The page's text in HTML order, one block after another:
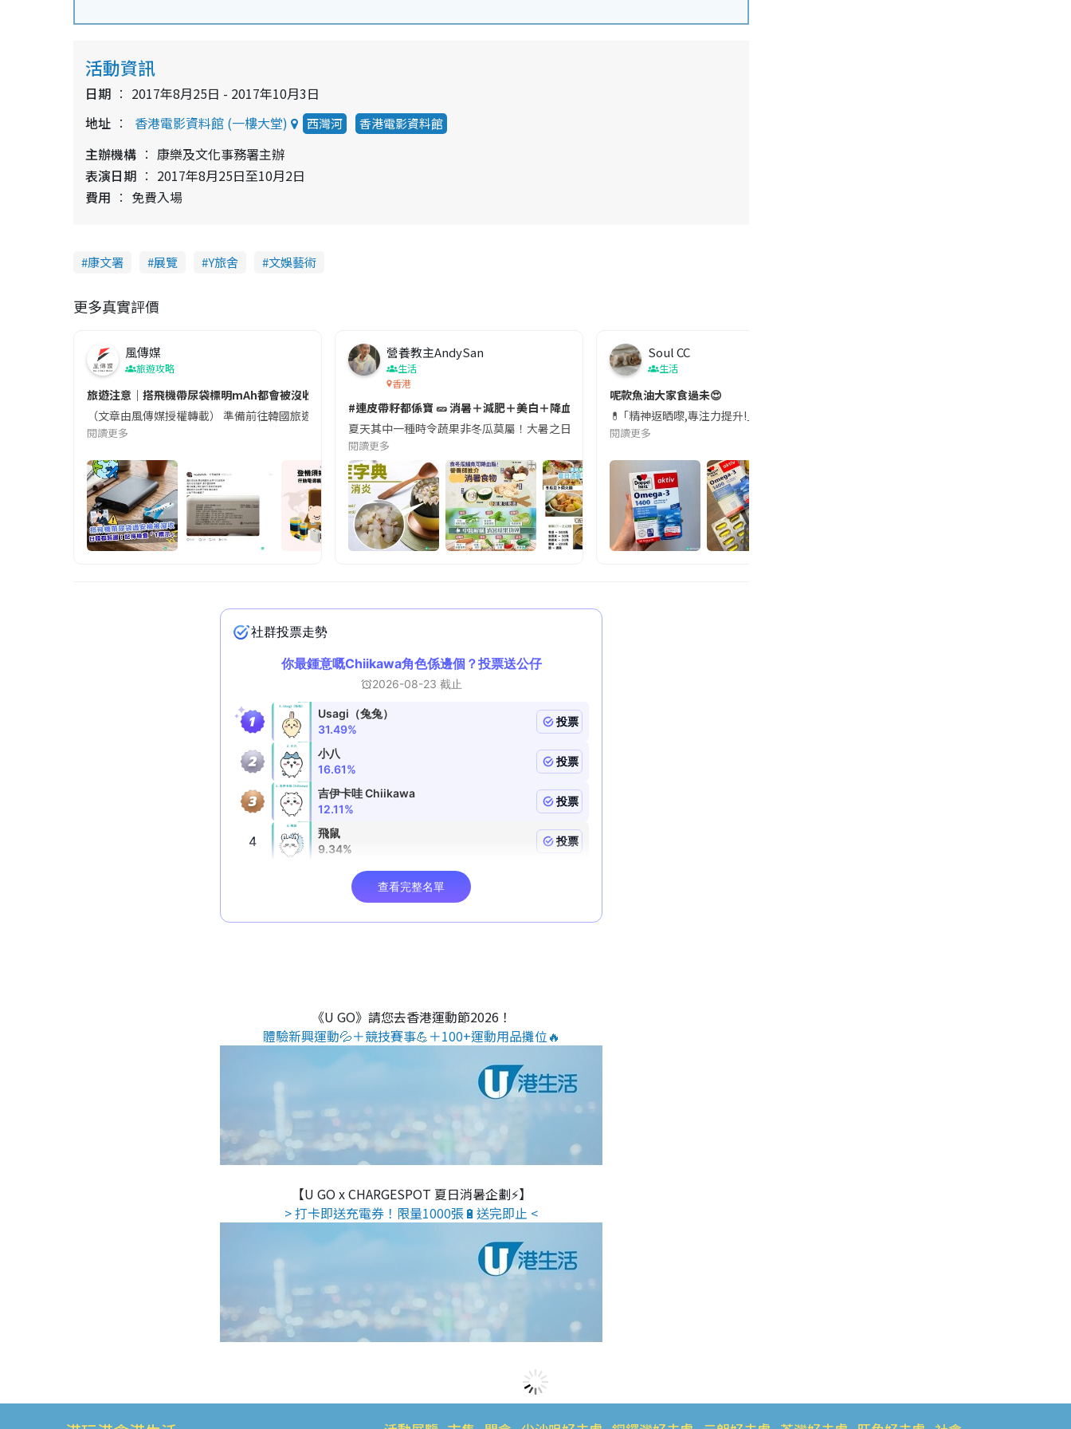
活動資訊
日期
2017年8月25日 - 2017年10月3日
地址
香港電影資料館 (一樓大堂) 西灣河 香港電影資料館
主辦機構
康樂及文化事務署主辦
表演日期
2017年8月25日至10月2日
費用
免費入場
康文署 展覽 Y旅舍 文娛藝術
更多真實評價
風傳媒
旅遊攻略
旅遊注意｜搭飛機帶尿袋標明mAh都會被沒收😱出發前切記檢查「1標示」🚨
（文章由風傳媒授權轉載） 準備前往韓國旅遊的民眾，近期要特別留意隨身行李中的行動電源。一名旅客日前在機場安檢時，明明攜帶的行動電源機身已標示「10000mAh」，卻仍被要求當場
閱讀更多
營養教主AndySan
生活
香港
#連皮帶籽都係寶 🥒 消暑＋減肥＋美白＋降血脂
夏天其中一種時令蔬果非冬瓜莫屬！大暑之日，點都要飲碗冬瓜湯消暑解渴！除了解暑，冬瓜仲有好多鮮為人知嘅好處：減肥、消水腫、降血
閱讀更多
Soul CC
生活
呢款魚油大家食過未😍
💊 ｢精神返晒嚟,專注力提升!｣ 長時間對住電腦､剪片寫稿,成日覺得眼睛乾澀､腦袋好似｢斷
閱讀更多
《U GO》請您去香港運動節2026！
體驗新興運動💦＋競技賽事💪＋100+運動用品攤位🔥
【U GO x CHARGESPOT 夏日消暑企劃⚡】
> 打卡即送充電券！限量1000張🔋送完即止 <